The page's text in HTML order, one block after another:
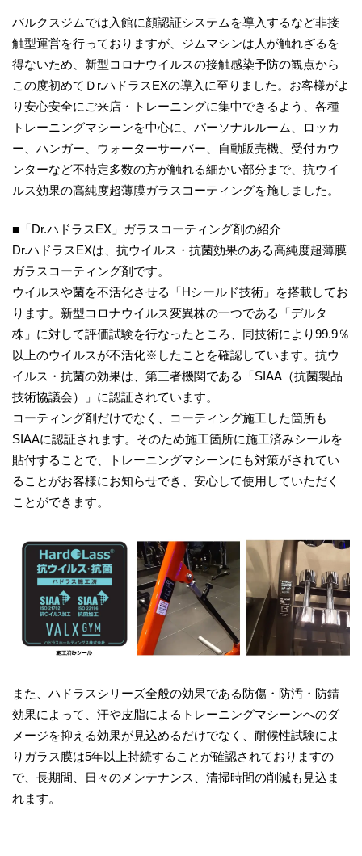
バルクスジムでは入館に顔認証システムを導入するなど非接
触型運営を行っておりますが、ジムマシンは人が触れざるを
得ないため、新型コロナウイルスの接触感染予防の観点から
この度初めてＤr.ハドラスEXの導入に至りました。お客様がよ
り安心安全にご来店・トレーニングに集中できるよう、各種
トレーニングマシーンを中心に、パーソナルルーム、ロッカ
ー、ハンガー、ウォーターサーバー、自動販売機、受付カウ
ンターなど不特定多数の方が触れる細かい部分まで、抗ウイ
ルス効果の高純度超薄膜ガラスコーティングを施しました。
■「Dr.ハドラスEX」ガラスコーティング剤の紹介
Dr.ハドラスEXは、抗ウイルス・抗菌効果のある高純度超薄膜
ガラスコーティング剤です。
ウイルスや菌を不活化させる「Hシールド技術」を搭載してお
ります。新型コロナウイルス変異株の一つである「デルタ
株」に対して評価試験を行なったところ、同技術により99.9％
以上のウイルスが不活化※したことを確認しています。抗ウ
イルス・抗菌の効果は、第三者機関である「SIAA（抗菌製品
技術協議会）」に認証されています。
コーティング剤だけでなく、コーティング施工した箇所も
SIAAに認証されます。そのため施工箇所に施工済みシールを
貼付することで、トレーニングマシーンにも対策がされてい
ることがお客様にお知らせでき、安心して使用していただく
ことができます。
また、ハドラスシリーズ全般の効果である防傷・防汚・防錆
効果によって、汗や皮脂によるトレーニングマシーンへのダ
メージを抑える効果が見込めるだけでなく、耐候性試験によ
りガラス膜は5年以上持続することが確認されておりますの
で、長期間、日々のメンテナンス、清掃時間の削減も見込ま
れます。